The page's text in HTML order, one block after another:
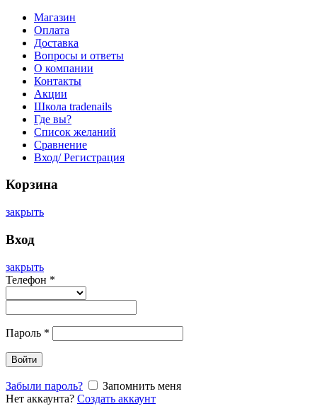
Магазин
Оплата
Доставка
Вопросы и ответы
О компании
Контакты
Акции
Школа tradenails
Где вы?
Список желаний
Сравнение
Вход/ Регистрация
Корзина
закрыть
Вход
закрыть
Телефон *
Пароль *
Войти
Забыли пароль?
Запомнить меня
Нет аккаунта? Создать аккаунт